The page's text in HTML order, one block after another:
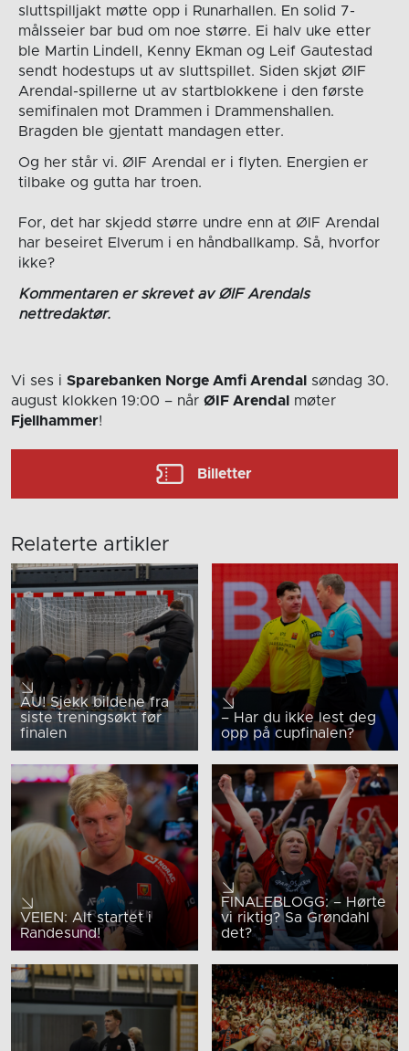
sluttspilljakt møtte opp i Runarhallen. En solid 7-
målsseier bar bud om noe større. Ei halv uke etter
ble Martin Lindell, Kenny Ekman og Leif Gautestad
sendt hodestups ut av sluttspillet. Siden skjøt ØIF
Arendal-spillerne ut av startblokkene i den første
semifinalen mot Drammen i Drammenshallen.
Bragden ble gjentatt mandagen etter.
Og her står vi. ØIF Arendal er i flyten. Energien er
tilbake og gutta har troen.
For, det har skjedd større undre enn at ØIF Arendal
har beseiret Elverum i en håndballkamp. Så, hvorfor
ikke?
Kommentaren er skrevet av ØIF Arendals
nettredaktør.
Vi ses i Sparebanken Norge Amfi Arendal
søndag 30.
august klokken 19:00 – når ØIF Arendal
møter
Fjellhammer!
Billetter
Relaterte artikler
AU! Sjekk bildene fra
siste treningsøkt før
finalen
– Har du ikke lest deg
opp på cupfinalen?
VEIEN: Alt startet i
Randesund!
FINALEBLOGG: – Hørte
vi riktig? Sa Grøndahl
det?